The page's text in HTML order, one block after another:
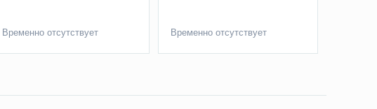
Временно отсутствует Временно отсутствует